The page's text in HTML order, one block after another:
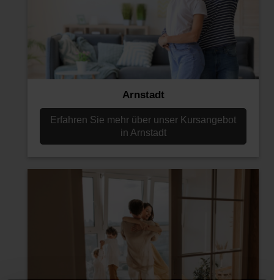
Arnstadt
Erfahren Sie mehr über unser Kursangebot
in Arnstadt